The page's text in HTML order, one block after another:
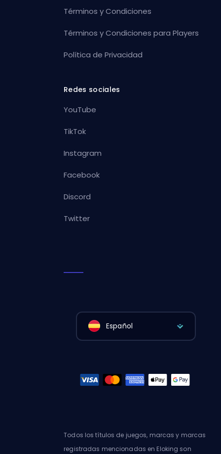
Términos y Condiciones
Términos y Condiciones para Players
Política de Privacidad
Redes sociales
YouTube
TikTok
Instagram
Facebook
Discord
Twitter
Español
Todos los títulos de juegos, marcas y marcas
registradas mencionadas en Eloking son